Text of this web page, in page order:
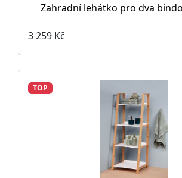
Zahradní lehátko pro dva
3 259 Kč
TOP